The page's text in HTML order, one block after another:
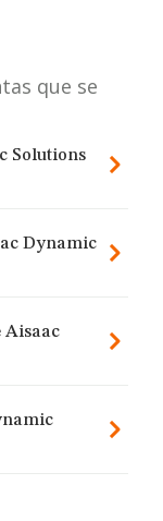
que se
Solutions
Dynamic
Aisaac